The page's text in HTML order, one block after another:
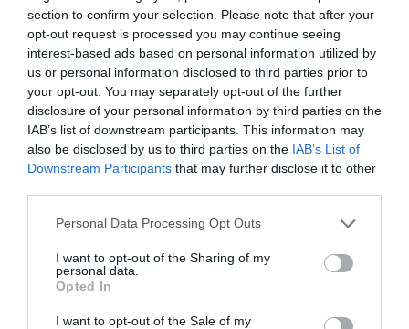
section to confirm your selection. Please note that after your
opt-out request is processed you may continue seeing
interest-based ads based on personal information utilized by
us or personal information disclosed to third parties prior to
your opt-out. You may separately opt-out of the further
disclosure of your personal information by third parties on the
IAB’s list of downstream participants. This information may
also be disclosed by us to third parties on the IAB’s List of
Downstream Participants that may further disclose it to other
Personal Data Processing Opt Outs
I want to opt-out of the Sharing of my
personal data.
Opted In
I want to opt-out of the Sale of my
LAISSER UN COMMENTAIRE
FAIRE UN DON
Appel aux lecteurs !
Soutenez Air Journal participezà son
développement !